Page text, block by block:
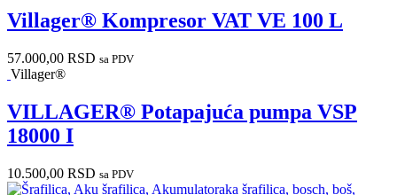
Villager® Kompresor VAT VE 100 L
57.000,00 RSD sa PDV
Villager®
VILLAGER® Potapajuća pumpa VSP
18000 I
10.500,00 RSD sa PDV